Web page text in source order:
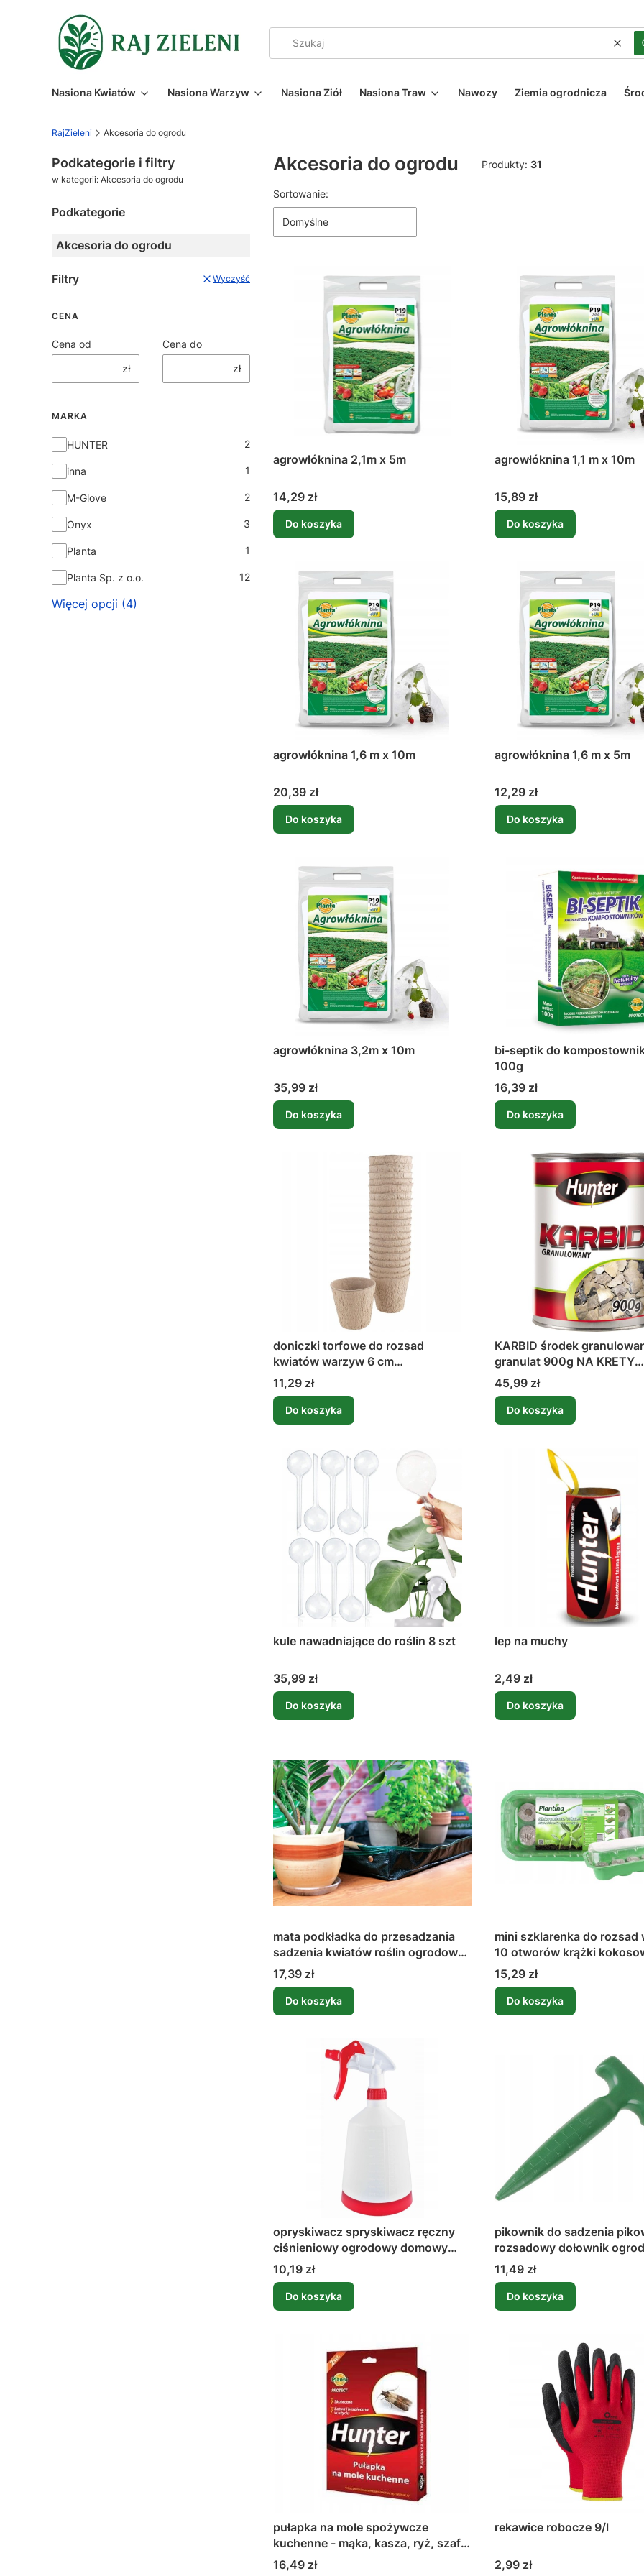
Nasiona Kwiatów Nasiona Warzyw Nasiona Ziół Nasiona Traw Nawozy Ziemia ogrodnicza
RajZieleni Akcesoria do ogrodu
Podkategorie i filtry
w kategorii: Akcesoria do ogrodu
Podkategorie
Akcesoria do ogrodu
Filtry Wyczyść
CENA
Cena od
zł
Cena do
zł
MARKA
MarkaHUNTER 2
inna 1
M-Glove 2
Onyx 3
Planta 1
Planta Sp. z o.o. 12
Więcej opcji (4)
Akcesoria do ogrodu Produkty: 31
Lista produktów
Sortowanie:
Domyślne
agrowłóknina 2,1m x 5m
Cena
14,29 zł
Do koszyka
agrowłóknina 1,1 m x 10m
Cena
15,89 zł
Do koszyka
agrowłóknina 1,6 m x 10m
Cena
20,39 zł
Do koszyka
agrowłóknina 1,6 m x 5m
Cena
12,29 zł
Do koszyka
agrowłóknina 3,2m x 10m
Cena
35,99 zł
Do koszyka
bi-septik do
100g
Cena
16,39 zł
Do koszyka
doniczki torfowe do rozsad
kwiatów warzyw 6 cm
biodegradowalne 24 sztuki
Cena
11,29 zł
Do koszyka
KARBID środek
granulat 900g NA KRETY
ZWALCZA KRETA KARBIT
Cena
45,99 zł
Do koszyka
kule nawadniające do roślin 8 szt
Cena
35,99 zł
Do koszyka
lep na muchy
Cena
2,49 zł
Do koszyka
mata podkładka do przesadzania
sadzenia kwiatów roślin ogrodowa
100x100 cm
Cena
17,39 zł
Do koszyka
mini szklarenka do rozsad
10 otworów krążki
biodegradowalne
Cena
15,29 zł
Do koszyka
opryskiwacz spryskiwacz ręczny
ciśnieniowy ogrodowy domowy
0,5l
Cena
10,19 zł
Do koszyka
pikownik do sadzenia
rozsadowy dołownik
kołek ogrodniczy
Cena
11,49 zł
Do koszyka
pułapka na mole spożywcze
kuchenne - mąka, kasza, ryż, szafki
hunter
Cena
16,49 zł
rekawice robocze 9/l
Cena
2,99 zł